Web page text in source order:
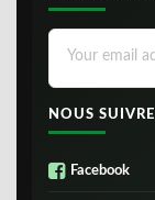
NOUS SUIVRE
Facebook